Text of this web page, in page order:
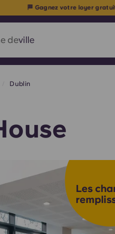
depays
: À l'avant-garde
le logement
de [nom de l'entreprise]
l'ambition et des
English (US)
🏁 Gagnez votre loyer
Dublin
Les